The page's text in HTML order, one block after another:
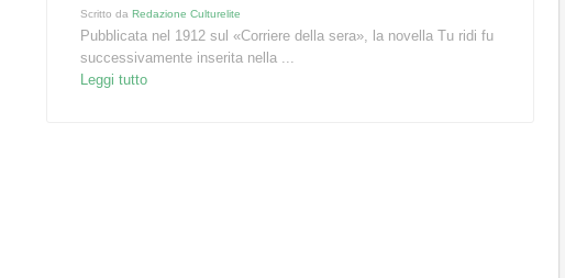
Scritto daRedazione Culturelite
Pubblicata nel 1912 sul «Corriere della sera», la novella Tu ridi fu
successivamente inserita nella ...
Leggi tutto